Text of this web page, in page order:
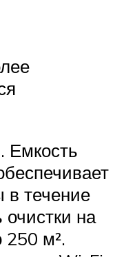
Емкость
в течение
на
250 м².